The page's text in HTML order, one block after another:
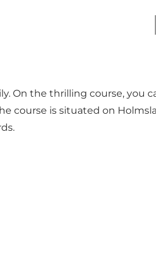
On the thrilling course, you
course is situated on